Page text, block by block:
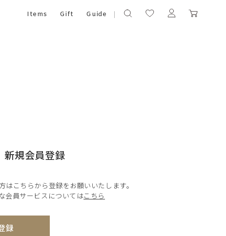
Items Gift Guide
新規会員登録
はこちらから登録をお願いいたします。
会員サービスについてはこちら
録